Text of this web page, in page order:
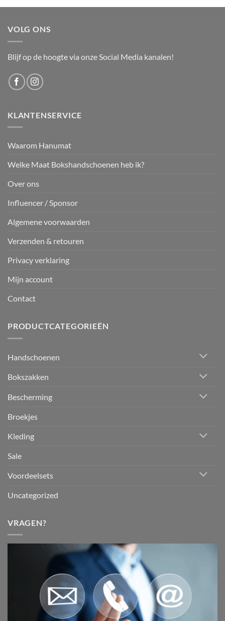
VOLG ONS
Blijf op de hoogte via onze Social Media kanalen!
KLANTENSERVICE
Waarom Hanumat
Welke Maat Bokshandschoenen heb ik?
Over ons
Influencer / Sponsor
Algemene voorwaarden
Verzenden & retouren
Privacy verklaring
Mijn account
Contact
PRODUCTCATEGORIEËN
Handschoenen
Bokszakken
Bescherming
Broekjes
Kleding
Sale
Voordeelsets
Uncategorized
VRAGEN?